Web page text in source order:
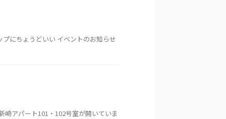
にちょうどいい イベントのお知らせ
崎アパート101・102号室が開いていま